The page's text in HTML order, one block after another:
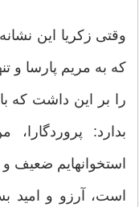
وقتى زکریا این
که به مریم پارسا و
را بر این داشت که
بدارد:
استخوان‏هایم ضعیف
است، آرزو و امید